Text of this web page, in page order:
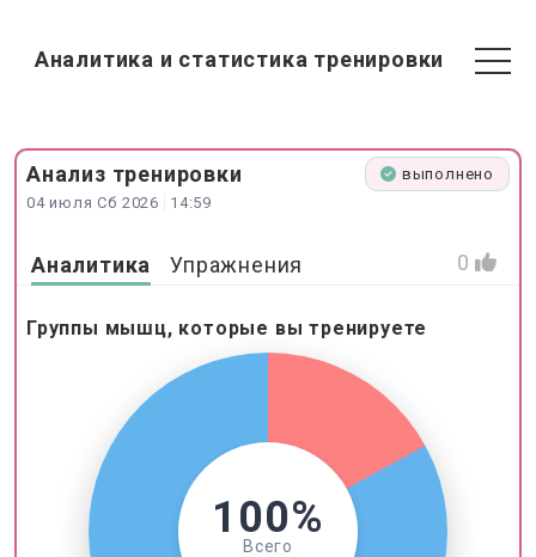
Аналитика и статистика тренировки
Анализ тренировки
04 июля Сб 2026 14:59
выполнено
Аналитика Упражнения 0
Группы мышц, которые вы тренируете
100%
Всего